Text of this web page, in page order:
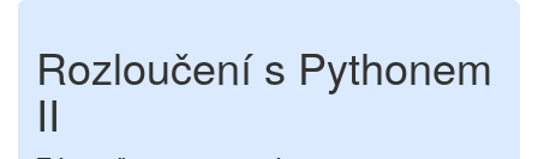
Rozloučení s Pythonem
II